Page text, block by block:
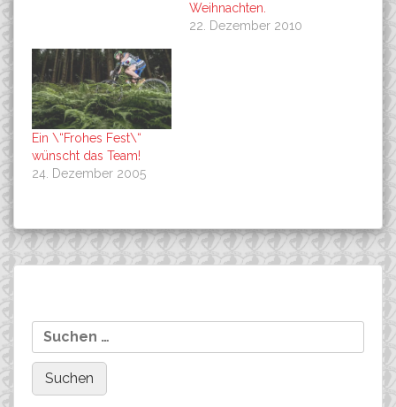
Weihnachten.
22. Dezember 2010
Ein \“Frohes Fest\“
wünscht das Team!
24. Dezember 2005